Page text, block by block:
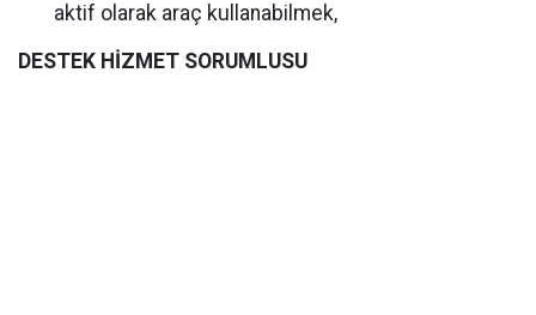
aktif olarak araç kullanabilmek,
DESTEK HİZMET SORUMLUSU